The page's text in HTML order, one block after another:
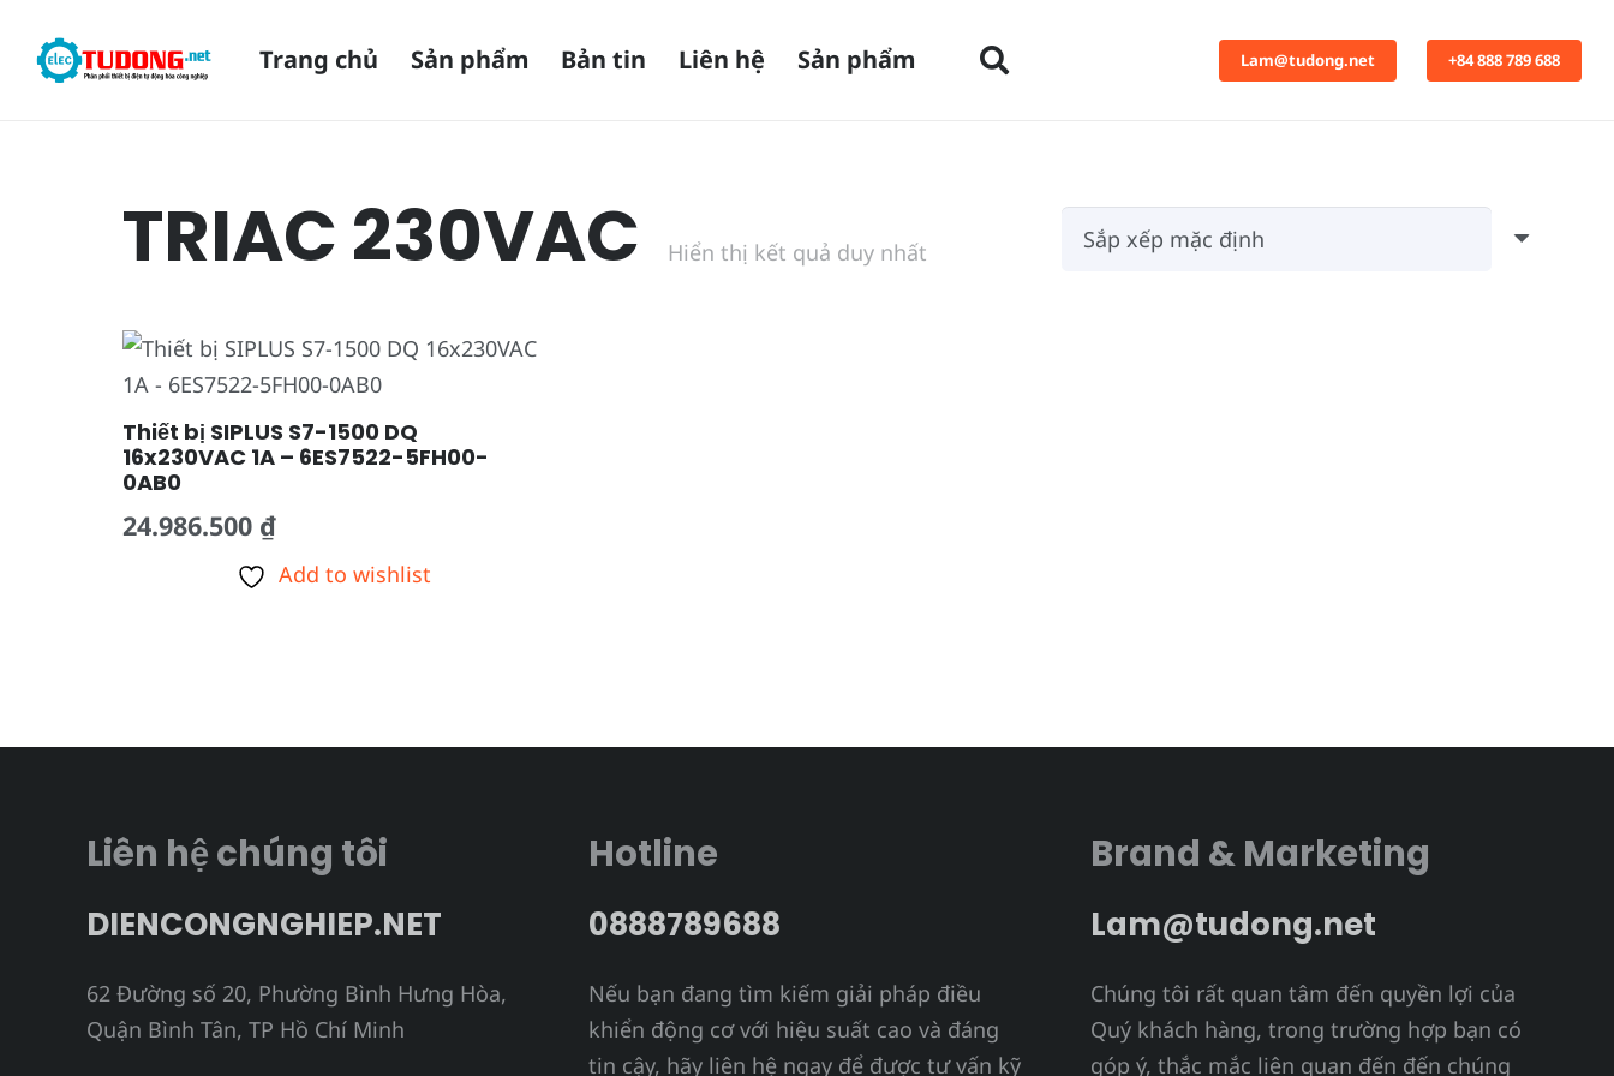
Trang chủ Sản phẩm Bản tin Liên hệ Sản phẩm Lam@tudong.net +84 888 789 688
TRIAC 230VAC Hiển thị kết quả duy nhất
Thiết bị SIPLUS S7-1500 DQ
16x230VAC 1A – 6ES7522-5FH00-
0AB0
24.986.500 ₫
Add to wishlist
Liên hệ chúng tôi
DIENCONGNGHIEP.NET
62 Đường số 20, Phường Bình Hưng Hòa,
Quận Bình Tân, TP Hồ Chí Minh
Hotline
0888789688
Nếu bạn đang tìm kiếm giải pháp điều
khiển động cơ với hiệu suất cao và đáng
tin cậy, hãy liên hệ ngay để được tư vấn kỹ
Brand & Marketing
Lam@tudong.net
Chúng tôi rất quan tâm đến quyền lợi của
Quý khách hàng, trong trường hợp bạn có
góp ý, thắc mắc liên quan đến đến chúng